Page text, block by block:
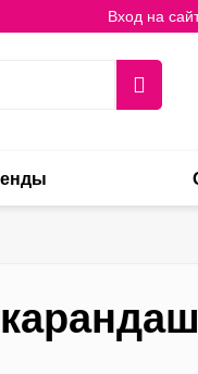
Вход на